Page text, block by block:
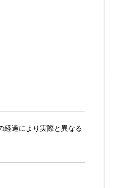
経過により実際と異なる